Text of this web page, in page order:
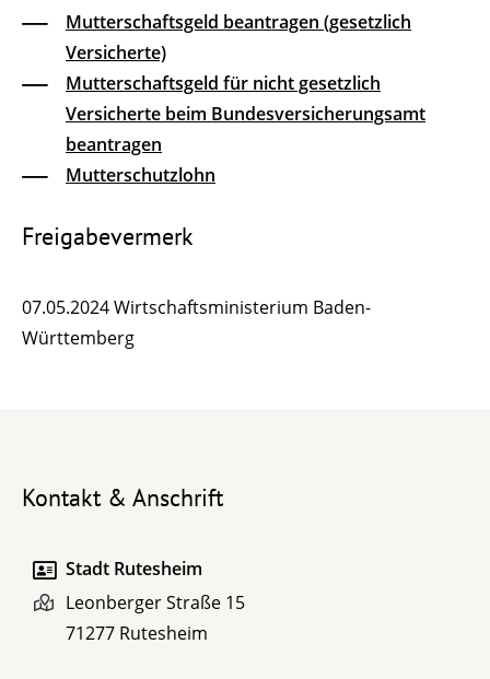
Mutterschaftsgeld beantragen (gesetzlich
Versicherte)
Mutterschaftsgeld für nicht gesetzlich
Versicherte beim Bundesversicherungsamt
beantragen
Mutterschutzlohn
Freigabevermerk
07.05.2024 Wirtschaftsministerium Baden-
Württemberg
Kontakt & Anschrift
Stadt Rutesheim
Leonberger Straße 15
71277 Rutesheim